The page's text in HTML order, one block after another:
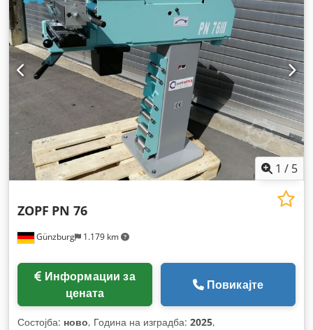
1 / 5
Günzburg 1.179 km
ZOPF PN 76
цената
Повикајте
Состојба: ново, Година на изградба: 2025,